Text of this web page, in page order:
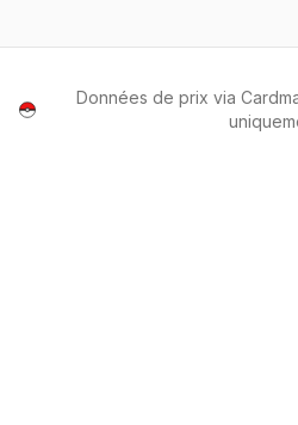
Données de prix via